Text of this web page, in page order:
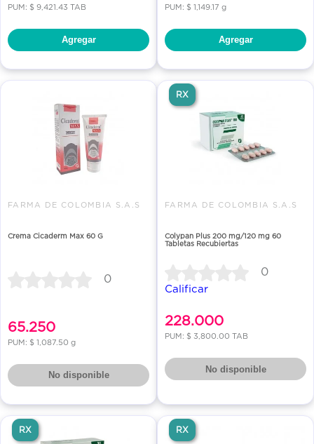
PUM: $ 9,421.43 TAB
Agregar
PUM: $ 1,149.17 g
Agregar
FARMA DE COLOMBIA S.A.S
Crema Cicaderm Max 60 G
0
65.250
PUM: $ 1,087.50 g
No disponible
FARMA DE COLOMBIA S.A.S
Colypan Plus 200 mg/120 mg 60
Tabletas Recubiertas
0
Calificar
228.000
PUM: $ 3,800.00 TAB
No disponible
RX
RX RX